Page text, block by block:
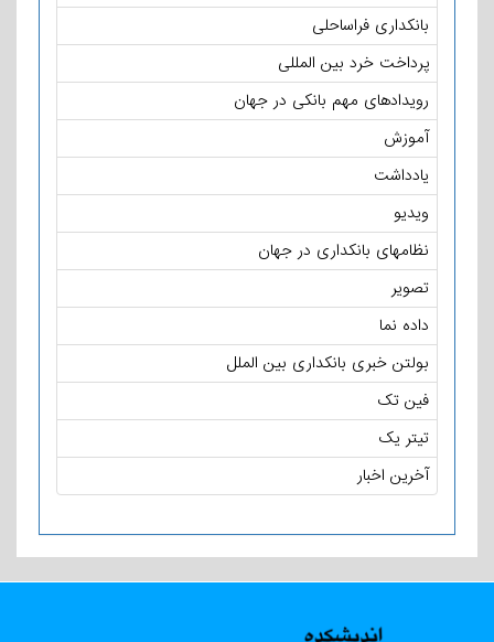
بانکداری فراساحلی
پرداخت خرد بین المللی
رویدادهای مهم بانکی در جهان
آموزش
یادداشت
ویدیو
نظامهای بانکداری در جهان
تصویر
داده نما
بولتن خبری بانکداری بین الملل
فین تک
تیتر یک
آخرین اخبار